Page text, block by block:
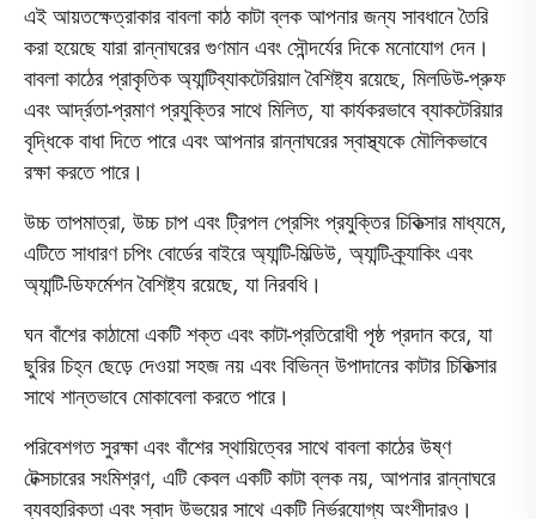
এই আয়তক্ষেত্রাকার বাবলা কাঠ কাটা ব্লক আপনার জন্য সাবধানে তৈরি
করা হয়েছে যারা রান্নাঘরের গুণমান এবং সৌন্দর্যের দিকে মনোযোগ দেন।
বাবলা কাঠের প্রাকৃতিক অ্যান্টিব্যাকটেরিয়াল বৈশিষ্ট্য রয়েছে, মিলডিউ-প্রুফ
এবং আর্দ্রতা-প্রমাণ প্রযুক্তির সাথে মিলিত, যা কার্যকরভাবে ব্যাকটেরিয়ার
বৃদ্ধিকে বাধা দিতে পারে এবং আপনার রান্নাঘরের স্বাস্থ্যকে মৌলিকভাবে
রক্ষা করতে পারে।
উচ্চ তাপমাত্রা, উচ্চ চাপ এবং ট্রিপল প্রেসিং প্রযুক্তির চিকিত্সার মাধ্যমে,
এটিতে সাধারণ চপিং বোর্ডের বাইরে অ্যান্টি-মিল্ডিউ, অ্যান্টি-ক্র্যাকিং এবং
অ্যান্টি-ডিফর্মেশন বৈশিষ্ট্য রয়েছে, যা নিরবধি।
ঘন বাঁশের কাঠামো একটি শক্ত এবং কাটা-প্রতিরোধী পৃষ্ঠ প্রদান করে, যা
ছুরির চিহ্ন ছেড়ে দেওয়া সহজ নয় এবং বিভিন্ন উপাদানের কাটার চিকিত্সার
সাথে শান্তভাবে মোকাবেলা করতে পারে।
পরিবেশগত সুরক্ষা এবং বাঁশের স্থায়িত্বের সাথে বাবলা কাঠের উষ্ণ
টেক্সচারের সংমিশ্রণ, এটি কেবল একটি কাটা ব্লক নয়, আপনার রান্নাঘরে
ব্যবহারিকতা এবং স্বাদ উভয়ের সাথে একটি নির্ভরযোগ্য অংশীদারও।